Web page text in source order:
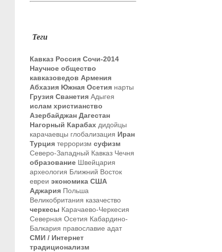
Теги
Кавказ Россия Сочи-2014
Научное общество
кавказоведов Армения
Абхазия Южная Осетия нарты
Грузия Сванетия Адыгея
ислам христианство
Азербайджан Дагестан
Нагорный Карабах дидойцы
карачаевцы глобализация Иран
Турция терроризм суфизм
Северо-Западный Кавказ Чечня
образование Швейцария
археология Ближний Восток
евреи экономика США
Аджария Польша
Великобритания казачество
черкесы Карачаево-Черкесия
Северная Осетия Кабардино-
Балкария православие адат
СМИ / Интернет
традиционализм